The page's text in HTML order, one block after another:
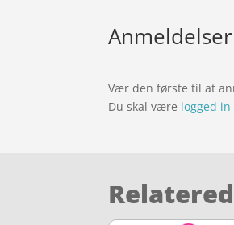
Anmeldelser
Vær den første til at
Du skal være logged in